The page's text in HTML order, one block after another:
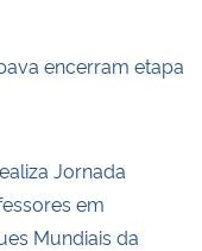
encerram etapa
Jornada
em
Mundiais da